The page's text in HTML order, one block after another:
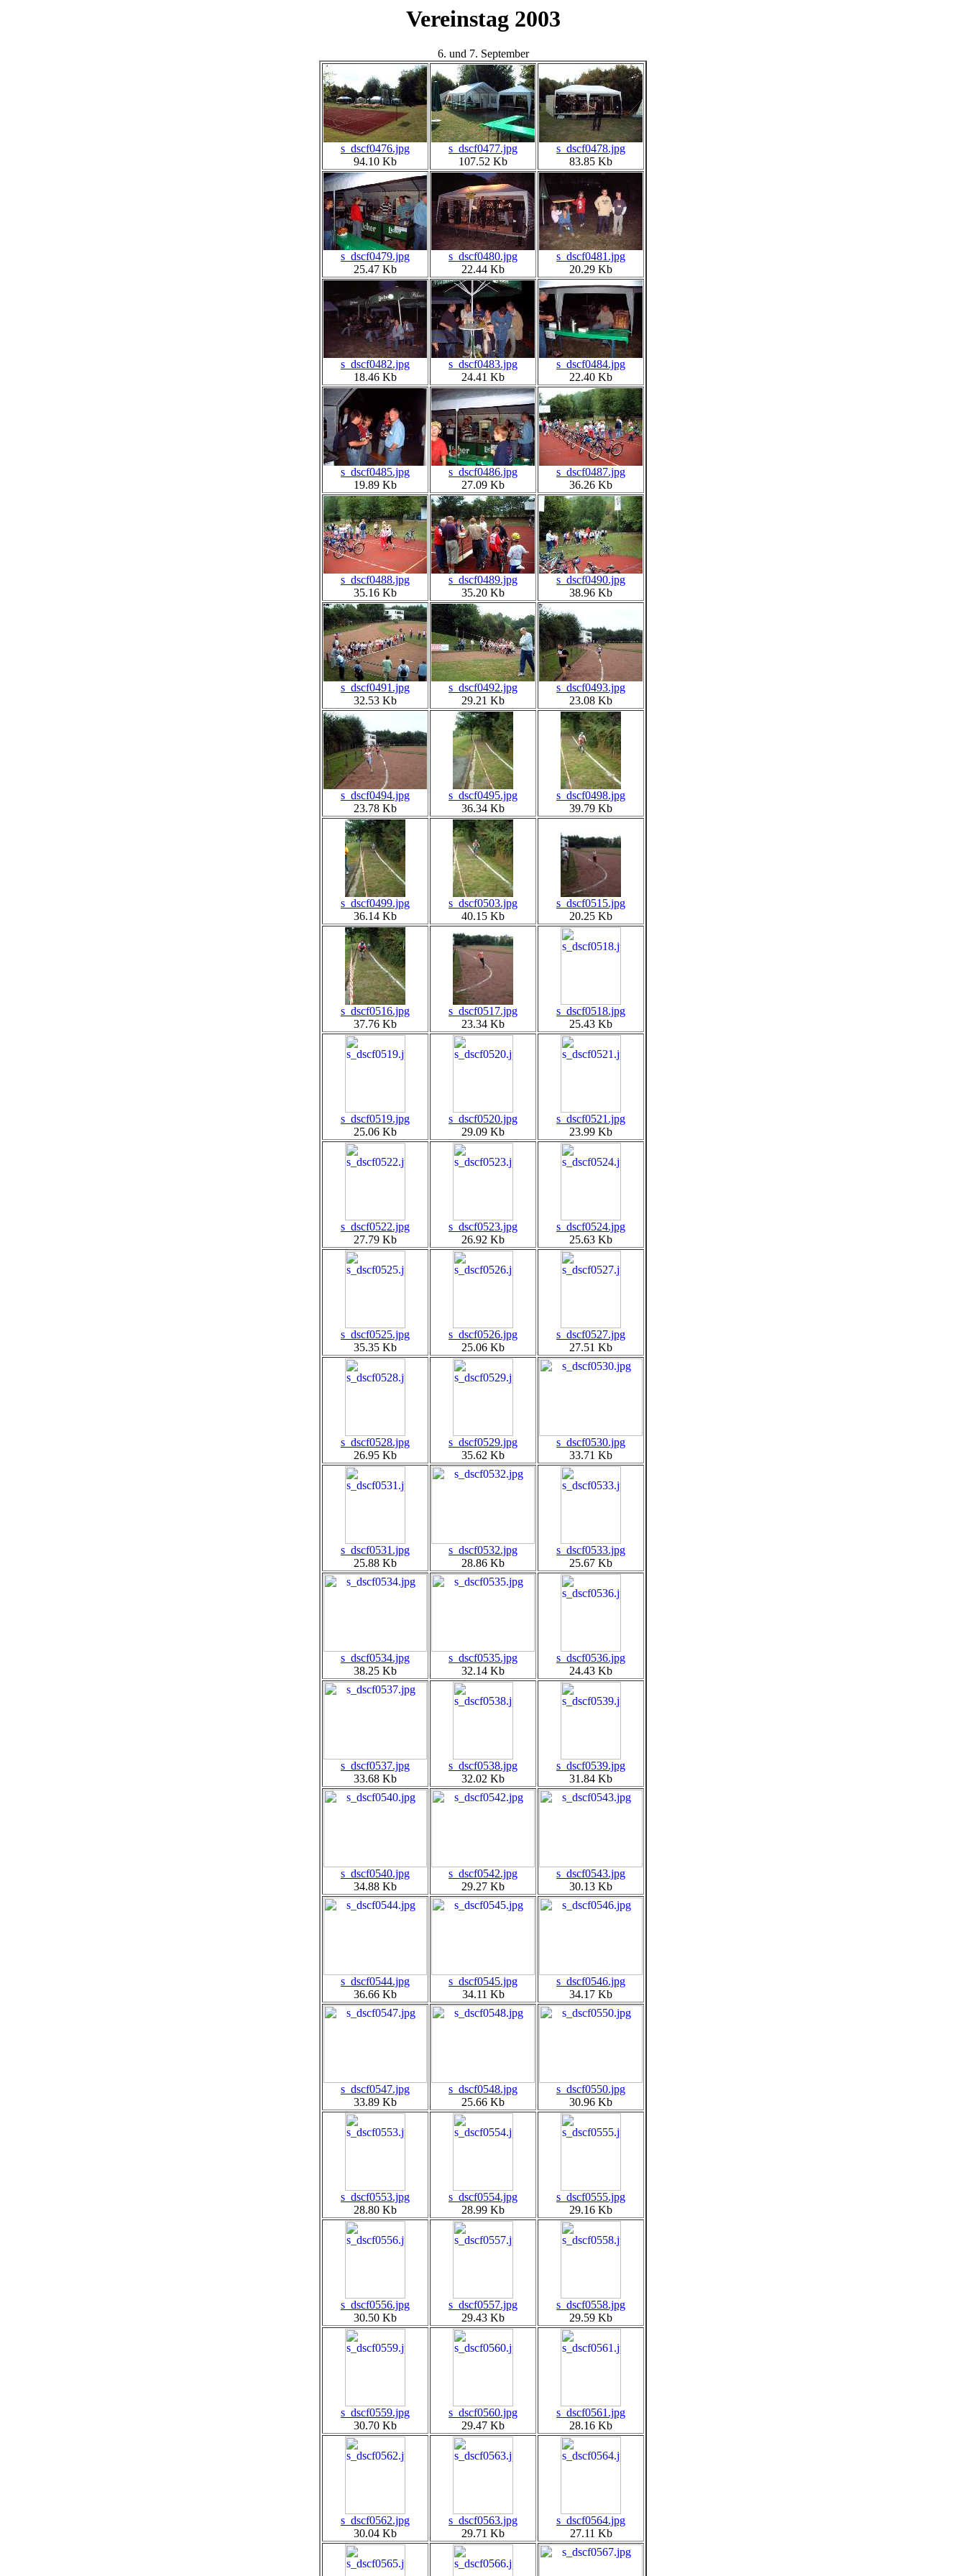
Vereinstag 2003
6. und 7. September
s_dscf0476.jpg
94.10 Kb
s_dscf0477.jpg
107.52 Kb
s_dscf0478.jpg
83.85 Kb
s_dscf0479.jpg
25.47 Kb
s_dscf0480.jpg
22.44 Kb
s_dscf0481.jpg
20.29 Kb
s_dscf0482.jpg
18.46 Kb
s_dscf0483.jpg
24.41 Kb
s_dscf0484.jpg
22.40 Kb
s_dscf0485.jpg
19.89 Kb
s_dscf0486.jpg
27.09 Kb
s_dscf0487.jpg
36.26 Kb
s_dscf0488.jpg
35.16 Kb
s_dscf0489.jpg
35.20 Kb
s_dscf0490.jpg
38.96 Kb
s_dscf0491.jpg
32.53 Kb
s_dscf0492.jpg
29.21 Kb
s_dscf0493.jpg
23.08 Kb
s_dscf0494.jpg
23.78 Kb
s_dscf0495.jpg
36.34 Kb
s_dscf0498.jpg
39.79 Kb
s_dscf0499.jpg
36.14 Kb
s_dscf0503.jpg
40.15 Kb
s_dscf0515.jpg
20.25 Kb
s_dscf0516.jpg
37.76 Kb
s_dscf0517.jpg
23.34 Kb
s_dscf0518.jpg
25.43 Kb
s_dscf0519.jpg
25.06 Kb
s_dscf0520.jpg
29.09 Kb
s_dscf0521.jpg
23.99 Kb
s_dscf0522.jpg
27.79 Kb
s_dscf0523.jpg
26.92 Kb
s_dscf0524.jpg
25.63 Kb
s_dscf0525.jpg
35.35 Kb
s_dscf0526.jpg
25.06 Kb
s_dscf0527.jpg
27.51 Kb
s_dscf0528.jpg
26.95 Kb
s_dscf0529.jpg
35.62 Kb
s_dscf0530.jpg
33.71 Kb
s_dscf0531.jpg
25.88 Kb
s_dscf0532.jpg
28.86 Kb
s_dscf0533.jpg
25.67 Kb
s_dscf0534.jpg
38.25 Kb
s_dscf0535.jpg
32.14 Kb
s_dscf0536.jpg
24.43 Kb
s_dscf0537.jpg
33.68 Kb
s_dscf0538.jpg
32.02 Kb
s_dscf0539.jpg
31.84 Kb
s_dscf0540.jpg
34.88 Kb
s_dscf0542.jpg
29.27 Kb
s_dscf0543.jpg
30.13 Kb
s_dscf0544.jpg
36.66 Kb
s_dscf0545.jpg
34.11 Kb
s_dscf0546.jpg
34.17 Kb
s_dscf0547.jpg
33.89 Kb
s_dscf0548.jpg
25.66 Kb
s_dscf0550.jpg
30.96 Kb
s_dscf0553.jpg
28.80 Kb
s_dscf0554.jpg
28.99 Kb
s_dscf0555.jpg
29.16 Kb
s_dscf0556.jpg
30.50 Kb
s_dscf0557.jpg
29.43 Kb
s_dscf0558.jpg
29.59 Kb
s_dscf0559.jpg
30.70 Kb
s_dscf0560.jpg
29.47 Kb
s_dscf0561.jpg
28.16 Kb
s_dscf0562.jpg
30.04 Kb
s_dscf0563.jpg
29.71 Kb
s_dscf0564.jpg
27.11 Kb